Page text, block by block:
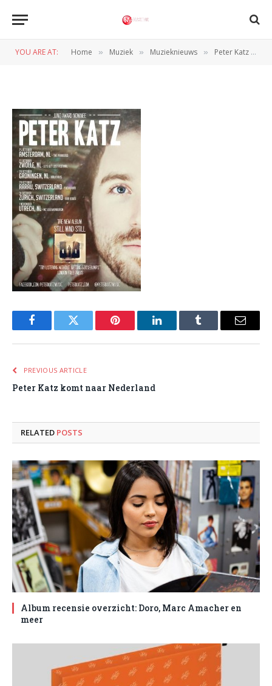
YOU ARE AT: Home » Muziek » Muzieknieuws » Peter Katz komt naar Nederland
FacebookTwitter Pinterest LinkedInTumblr Email
PREVIOUS ARTICLE
Peter Katz komt naar Nederland
RELATED POSTS
Album recensie overzicht: Doro, Marc Amacher en
meer